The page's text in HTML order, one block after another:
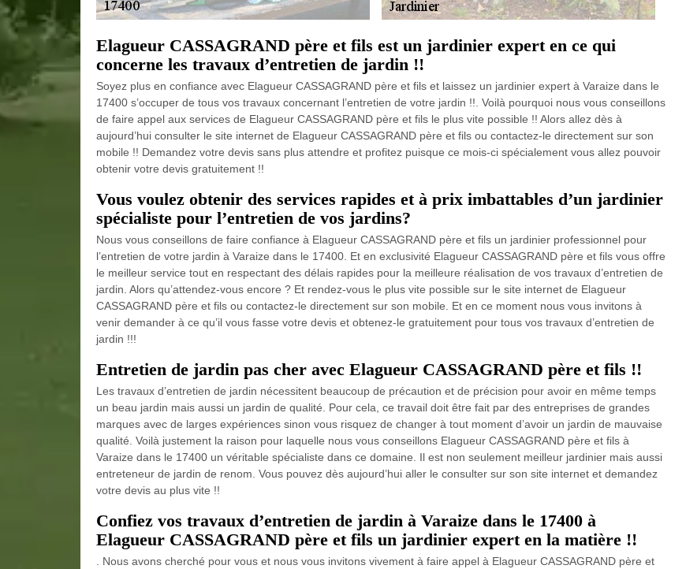
Elagueur CASSAGRAND père et fils est un jardinier expert en ce qui
concerne les travaux d’entretien de jardin !!
Soyez plus en confiance avec Elagueur CASSAGRAND père et fils et laissez un jardinier expert à Varaize dans le
17400 s’occuper de tous vos travaux concernant l’entretien de votre jardin !!. Voilà pourquoi nous vous conseillons
de faire appel aux services de Elagueur CASSAGRAND père et fils le plus vite possible !! Alors allez dès à
aujourd’hui consulter le site internet de Elagueur CASSAGRAND père et fils ou contactez-le directement sur son
mobile !! Demandez votre devis sans plus attendre et profitez puisque ce mois-ci spécialement vous allez pouvoir
obtenir votre devis gratuitement !!
Vous voulez obtenir des services rapides et à prix imbattables d’un jardinier
spécialiste pour l’entretien de vos jardins?
Nous vous conseillons de faire confiance à Elagueur CASSAGRAND père et fils un jardinier professionnel pour
l’entretien de votre jardin à Varaize dans le 17400. Et en exclusivité Elagueur CASSAGRAND père et fils vous offre
le meilleur service tout en respectant des délais rapides pour la meilleure réalisation de vos travaux d’entretien de
jardin. Alors qu’attendez-vous encore ? Et rendez-vous le plus vite possible sur le site internet de Elagueur
CASSAGRAND père et fils ou contactez-le directement sur son mobile. Et en ce moment nous vous invitons à
venir demander à ce qu’il vous fasse votre devis et obtenez-le gratuitement pour tous vos travaux d’entretien de
jardin !!!
Entretien de jardin pas cher avec Elagueur CASSAGRAND père et fils !!
Les travaux d’entretien de jardin nécessitent beaucoup de précaution et de précision pour avoir en même temps
un beau jardin mais aussi un jardin de qualité. Pour cela, ce travail doit être fait par des entreprises de grandes
marques avec de larges expériences sinon vous risquez de changer à tout moment d’avoir un jardin de mauvaise
qualité. Voilà justement la raison pour laquelle nous vous conseillons Elagueur CASSAGRAND père et fils à
Varaize dans le 17400 un véritable spécialiste dans ce domaine. Il est non seulement meilleur jardinier mais aussi
entreteneur de jardin de renom. Vous pouvez dès aujourd’hui aller le consulter sur son site internet et demandez
votre devis au plus vite !!
Confiez vos travaux d’entretien de jardin à Varaize dans le 17400 à
Elagueur CASSAGRAND père et fils un jardinier expert en la matière !!
. Nous avons cherché pour vous et nous vous invitons vivement à faire appel à Elagueur CASSAGRAND père et